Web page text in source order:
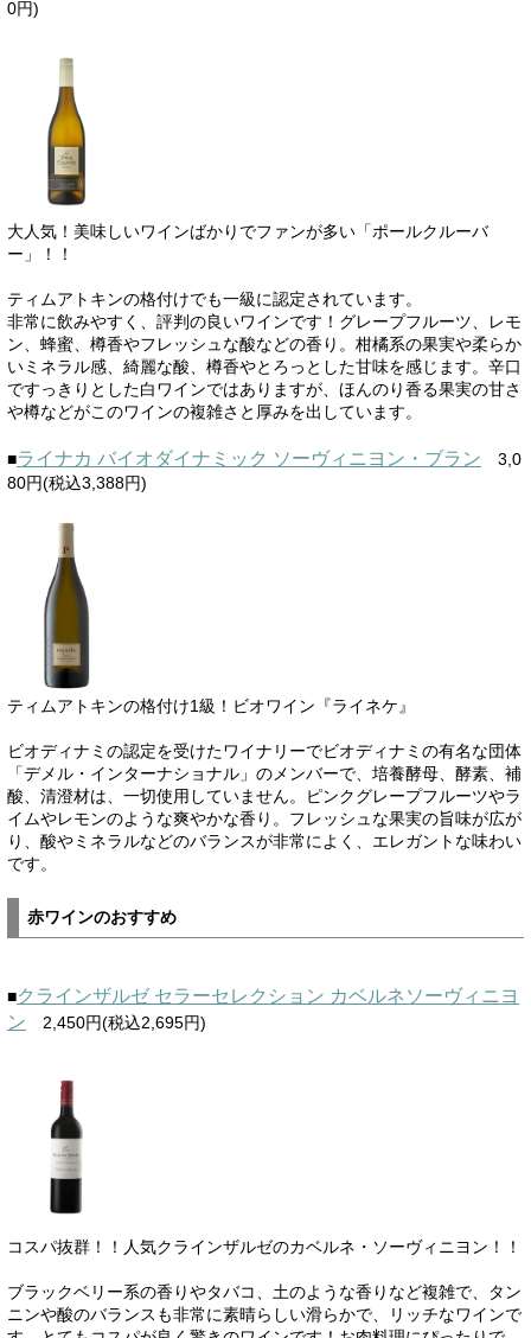
0円)
大人気！美味しいワインばかりでファンが多い「ポールクルーバ
ー」！！
ティムアトキンの格付けでも一級に認定されています。
非常に飲みやすく、評判の良いワインです！グレープフルーツ、レモ
ン、蜂蜜、樽香やフレッシュな酸などの香り。柑橘系の果実や柔らか
いミネラル感、綺麗な酸、樽香やとろっとした甘味を感じます。辛口
ですっきりとした白ワインではありますが、ほんのり香る果実の甘さ
や樽などがこのワインの複雑さと厚みを出しています。
■ライナカ バイオダイナミック ソーヴィニヨン・ブラン 3,0
80円(税込3,388円)
ティムアトキンの格付け1級！ビオワイン『ライネケ』
ビオディナミの認定を受けたワイナリーでビオディナミの有名な団体
「デメル・インターナショナル」のメンバーで、培養酵母、酵素、補
酸、清澄材は、一切使用していません。ピンクグレープフルーツやラ
イムやレモンのような爽やかな香り。フレッシュな果実の旨味が広が
り、酸やミネラルなどのバランスが非常によく、エレガントな味わい
です。
赤ワインのおすすめ
■クラインザルゼ セラーセレクション カベルネソーヴィニヨ
ン 2,450円(税込2,695円)
コスパ抜群！！人気クラインザルゼのカベルネ・ソーヴィニヨン！！
ブラックベリー系の香りやタバコ、土のような香りなど複雑で、タン
ニンや酸のバランスも非常に素晴らしい滑らかで、リッチなワインで